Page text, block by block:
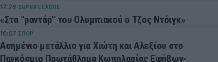
17:26 SUPER LEAGUE
«Στα ''ραντάρ'' του Ολυμπιακού ο Τζος Ντόιγκ»
16:57 ΣΠΟΡ
Ασημένιο μετάλλιο για Χιώτη και Αλεξίου στο
Παγκόσμιο Πρωτάθλημα Κωπηλασίας Εφήβων-